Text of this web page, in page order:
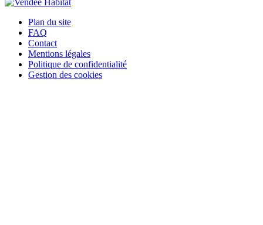
Plan du site
FAQ
Contact
Mentions légales
Politique de confidentialité
Gestion des cookies